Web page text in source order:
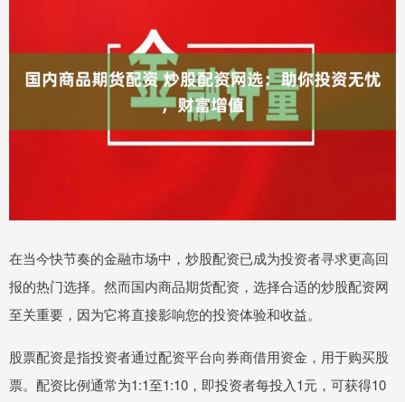
在当今快节奏的金融市场中，炒股配资已成为投资者寻求更高回
报的热门选择。然而国内商品期货配资，选择合适的炒股配资网
至关重要，因为它将直接影响您的投资体验和收益。
股票配资是指投资者通过配资平台向券商借用资金，用于购买股
票。配资比例通常为1:1至1:10，即投资者每投入1元，可获得10